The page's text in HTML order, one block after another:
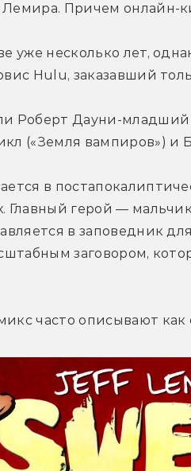
Причем онлайн-
уже несколько лет,
Hulu, заказавший
Роберт Дауни-младший
(«Земля вампиров») и
в
герой —
в заповедник
заговором,
часто описывают как